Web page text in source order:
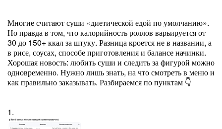
Многие считают суши «диетической едой по умолчанию».
Но правда в том, что калорийность роллов варьируется от
30 до 150+ ккал за штуку. Разница кроется не в названии, а
в рисе, соусах, способе приготовления и балансе начинки.
Хорошая новость: любить суши и следить за фигурой можно
одновременно. Нужно лишь знать, на что смотреть в меню и
как правильно заказывать. Разбираемся по пунктам 👇
1.